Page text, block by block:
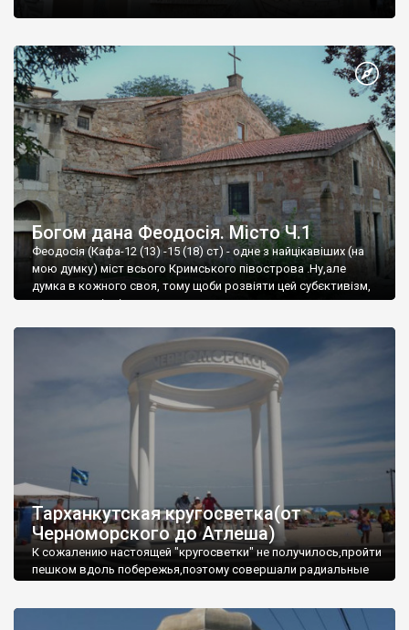
Богом дана Феодосія. Місто Ч.1
Феодосія (Кафа-12 (13) -15 (18) ст) - одне з найцікавіших (на
мою думку) міст всього Кримського півострова .Ну,але
думка в кожного своя, тому щоби розвіяти цей субєктивізм,
запрошую відвідати це
Тарханкутская кругосветка(от
Черноморского до Атлеша)
К сожалению настоящей "кругосветки" не получилось,пройти
пешком вдоль побережья,поэтому совершали радиальные